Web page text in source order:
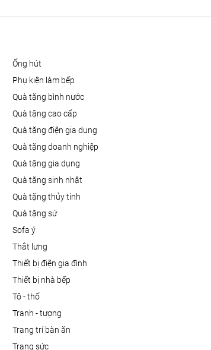
ống hút
phụ kiện làm bếp
quà tặng bình nước
quà tặng cao cấp
quà tặng điện gia dụng
quà tặng doanh nghiệp
quà tặng gia dụng
quà tặng sinh nhật
quà tặng thủy tinh
quà tặng sứ
sofa ý
thắt lưng
thiết bị điện gia đình
thiết bị nhà bếp
tô - thố
tranh - tượng
trang trí bàn ăn
trang sức